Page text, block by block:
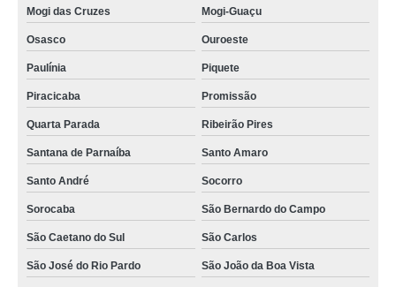
Mogi das Cruzes Mogi-Guaçu
Osasco Ouroeste
Paulínia Piquete
Piracicaba Promissão
Quarta Parada Ribeirão Pires
Santana de Parnaíba Santo Amaro
Santo André Socorro
Sorocaba São Bernardo do Campo
São Caetano do Sul São Carlos
São José do Rio Pardo São João da Boa Vista